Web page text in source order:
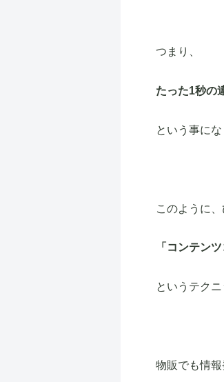
つまり、
たった1秒の
という事にな
このように
「コンテン
というテク
物販でも情報